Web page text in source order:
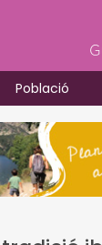
Població